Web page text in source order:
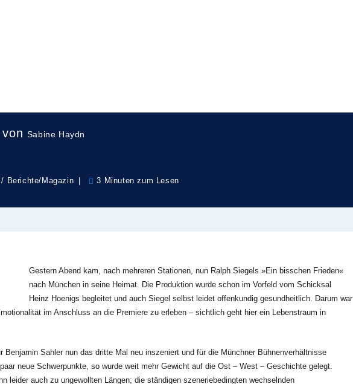
Sabine Haydn
Berichte/ Magazin 3 Minuten zum Lesen
Gestern Abend kam, nach mehreren Stationen, nun Ralph Siegels »Ein bisschen Frieden«
nach München in seine Heimat. Die Produktion wurde schon im Vorfeld vom Schicksal
Heinz Hoenigs begleitet und auch Siegel selbst leidet offenkundig gesundheitlich. Darum war
im Anschluss an die Premiere zu erleben – sichtlich geht hier ein Lebenstraum in
Benjamin Sahler nun das dritte Mal neu inszeniert und für die Münchner Bühnenverhältnisse
neue Schwerpunkte, so wurde weit mehr Gewicht auf die Ost – West – Geschichte gelegt.
leider auch zu ungewollten Längen; die ständigen szeneriebedingten wechselnden